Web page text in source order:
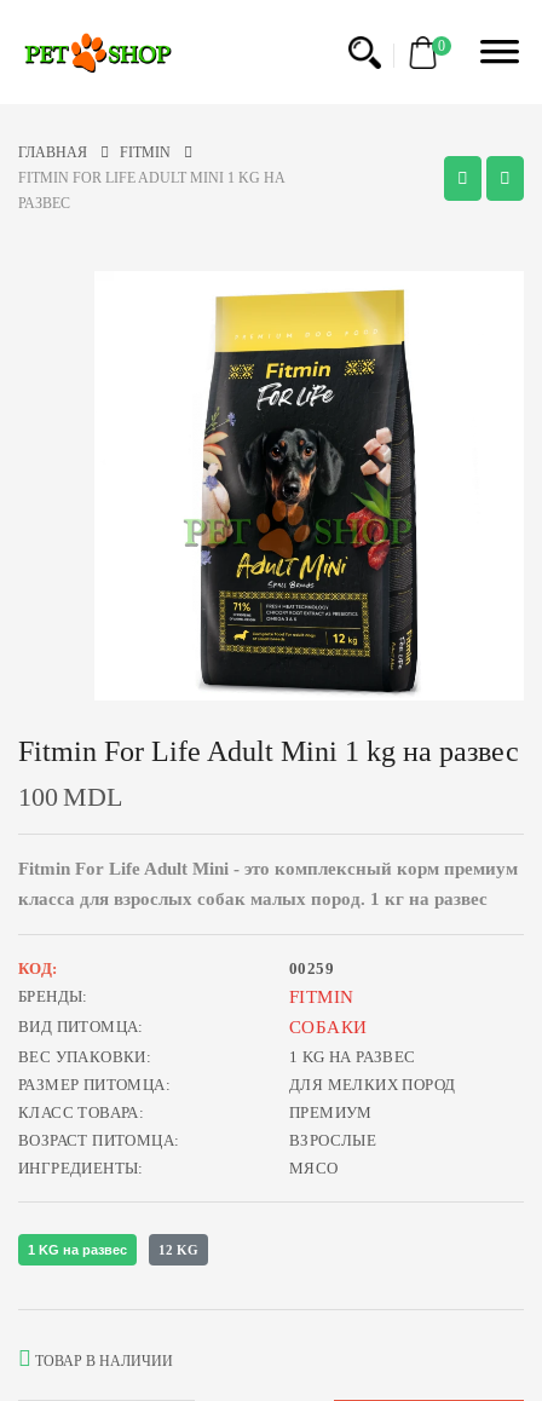
0
ГЛАВНАЯ
FITMIN
FITMIN FOR LIFE ADULT MINI 1 KG НА
РАЗВЕС
Fitmin For Life Adult Mini 1 kg на развес
100 MDL
Fitmin For Life Adult Mini - это комплексный корм премиум
класса для взрослых собак малых пород. 1 кг на развес
КОД:
00259
БРЕНДЫ:
FITMIN
ВИД ПИТОМЦА: СОБАКИ
ВЕС УПАКОВКИ:
1 KG НА РАЗВЕС
РАЗМЕР ПИТОМЦА:
ДЛЯ МЕЛКИХ ПОРОД
КЛАСС ТОВАРА:
ПРЕМИУМ
ВОЗРАСТ ПИТОМЦА:
ВЗРОСЛЫЕ
ИНГРЕДИЕНТЫ:
МЯСО
1 KG на развес 12 KG
ТОВАР В НАЛИЧИИ